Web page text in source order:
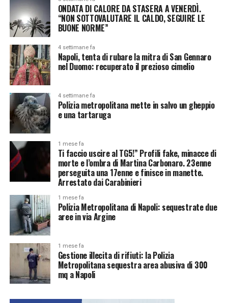
ONDATA DI CALORE DA STASERA A VENERDÌ.
“NON SOTTOVALUTARE IL CALDO, SEGUIRE LE
BUONE NORME”
4 settimane fa
Napoli, tenta di rubare la mitra di San Gennaro
nel Duomo: recuperato il prezioso cimelio
4 settimane fa
Polizia metropolitana mette in salvo un gheppio
e una tartaruga
1 mese fa
Ti faccio uscire al TG5!” Profili fake, minacce di
morte e l’ombra di Martina Carbonaro. 23enne
perseguita una 17enne e finisce in manette.
Arrestato dai Carabinieri
1 mese fa
Polizia Metropolitana di Napoli: sequestrate due
aree in via Argine
1 mese fa
Gestione illecita di rifiuti: la Polizia
Metropolitana sequestra area abusiva di 300
mq a Napoli